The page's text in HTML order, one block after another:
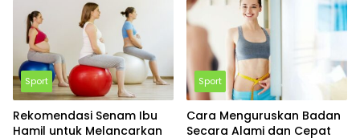
Sport
Rekomendasi Senam Ibu
Hamil untuk Melancarkan
Sport
Cara Menguruskan Badan
Secara Alami dan Cepat